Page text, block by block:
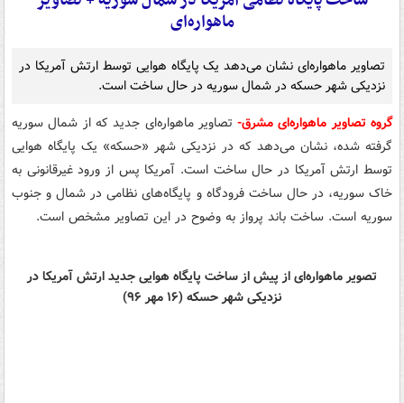
ماهواره‌ای
تصاویر ماهواره‌ای نشان می‌دهد یک پایگاه هوایی توسط ارتش آمریکا در
نزدیکی شهر حسکه در شمال سوریه در حال ساخت است.
گروه تصاویر ماهواره‌ای مشرق- تصاویر ماهواره‌ای جدید که از شمال سوریه
گرفته شده، نشان می‌دهد که در نزدیکی شهر «حسکه» یک پایگاه هوایی
توسط ارتش آمریکا در حال ساخت است. آمریکا پس از ورود غیرقانونی به
خاک سوریه، در حال ساخت فرودگاه و پایگاه‌های نظامی در شمال و جنوب
سوریه است. ساخت باند پرواز به وضوح در این تصاویر مشخص است.
تصویر ماهواره‌ای از پیش از ساخت پایگاه هوایی جدید ارتش آمریکا در
نزدیکی شهر حسکه (۱۶ مهر ۹۶)